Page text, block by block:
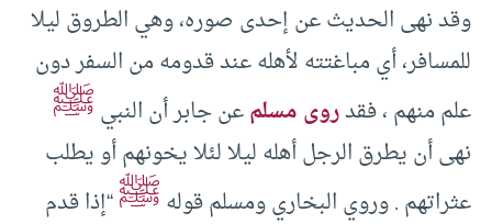
وقد نهى الحديث عن إحدى صوره، وهي الطروق ليلا
للمسافر، أي مباغتته لأهله عند قدومه من السفر دون
علم منهم ، فقدروى مسلمعن جابر أن النبيﷺ
نهى أن يطرق الرجل أهله ليلا لئلا يخونهم أو يطلب
عثراتهم .‏ وروي البخاري ومسلم قولهﷺ“إذا قدم